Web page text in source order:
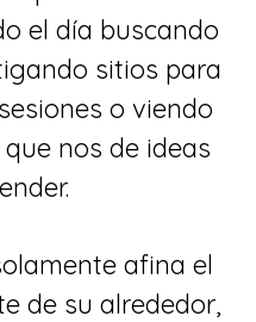
el día buscando
sitios para
o viendo
nos de ideas
afina el
de su alrededor,